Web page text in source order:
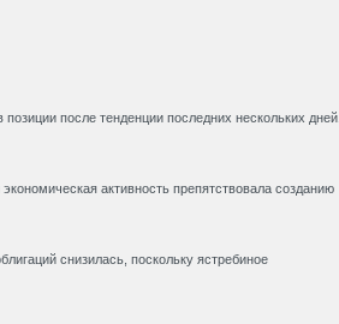
после тенденции последних нескольких дней.
активность препятствовала созданию
снизилась, поскольку ястребиное